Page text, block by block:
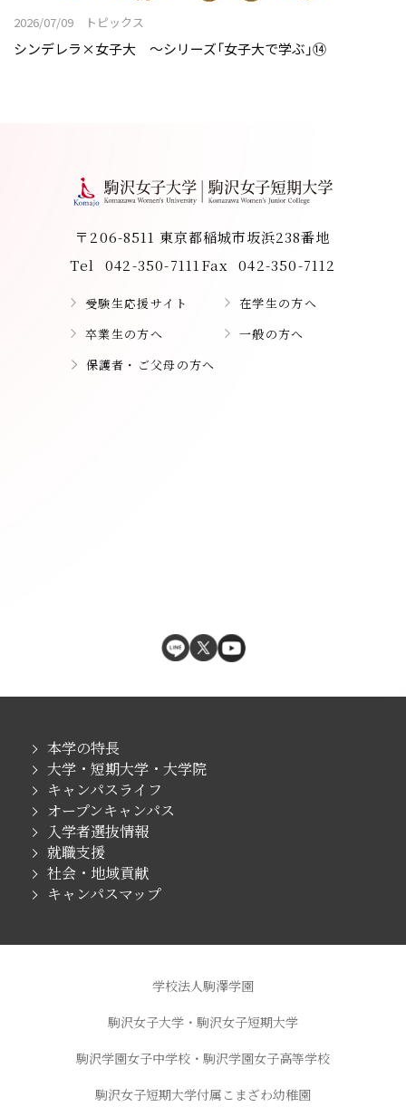
2026/07/09 トピックス
シンデレラ×女子大 〜シリーズ「女子大で学ぶ」⑭
〒206-8511 東京都稲城市坂浜238番地
Tel
042-350-7111 Fax 042-350-7112
受験生応援サイト
在学生の方へ
卒業生の方へ
一般の方へ
保護者・ご父母の方へ
本学の特長
大学・短期大学・大学院
キャンパスライフ
オープンキャンパス
入学者選抜情報
就職支援
社会・地域貢献
キャンパスマップ
学校法人駒澤学園
駒沢女子大学・駒沢女子短期大学
駒沢学園女子中学校・駒沢学園女子高等学校
駒沢女子短期大学付属こまざわ幼稚園